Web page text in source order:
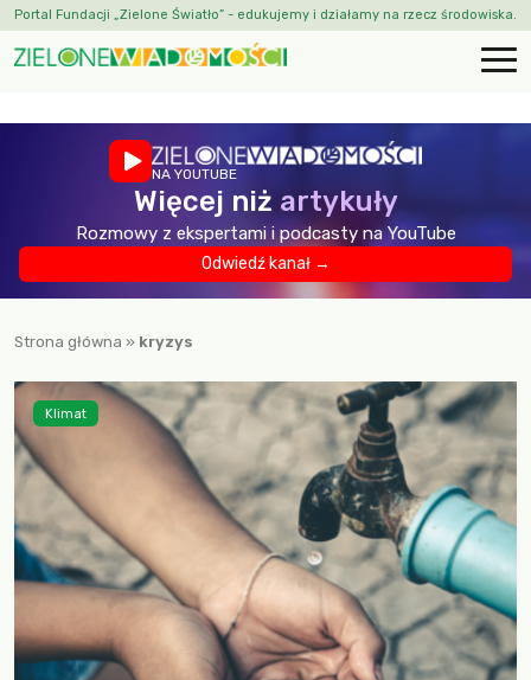
Portal Fundacji „Zielone Światło” - edukujemy i działamy na rzecz środowiska.
NA YOUTUBE
Więcej niż artykuły
Rozmowy z ekspertami i podcasty na YouTube
Odwiedź kanał →
Strona główna » kryzys
Klimat